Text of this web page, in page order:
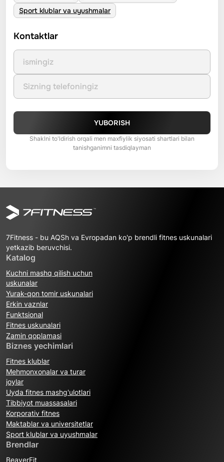
Sport klublar va uyushmalar
Kontaktlar
YUBORISH
Shaklni to'ldirish orqali men maxfiylik siyosati shartlari bilan
tanishganimni tasdiqlayman
7Fitness - bu AQSh va Evropadan ko'p brendli fitnes uskunalari
yetkazib beruvchisi.
Katalog
Kuchni mashq qilish uchun
uskunalar
Yurak-qon tomir uskunalari
Erkin vaznlar
Funktsional
Fitnes uskunalari
Zamin qoplamasi
Biznes yechimlari
Fitnes klublar
Mehmonxonalar va turar
joylar
Uyda fitnes mashg'ulotlari
Tibbiyot muassasalari
Korporativ fitnes
Maktablar va universitetlar
Sport klublar va uyushmalar
Brendlar
BeaverFit